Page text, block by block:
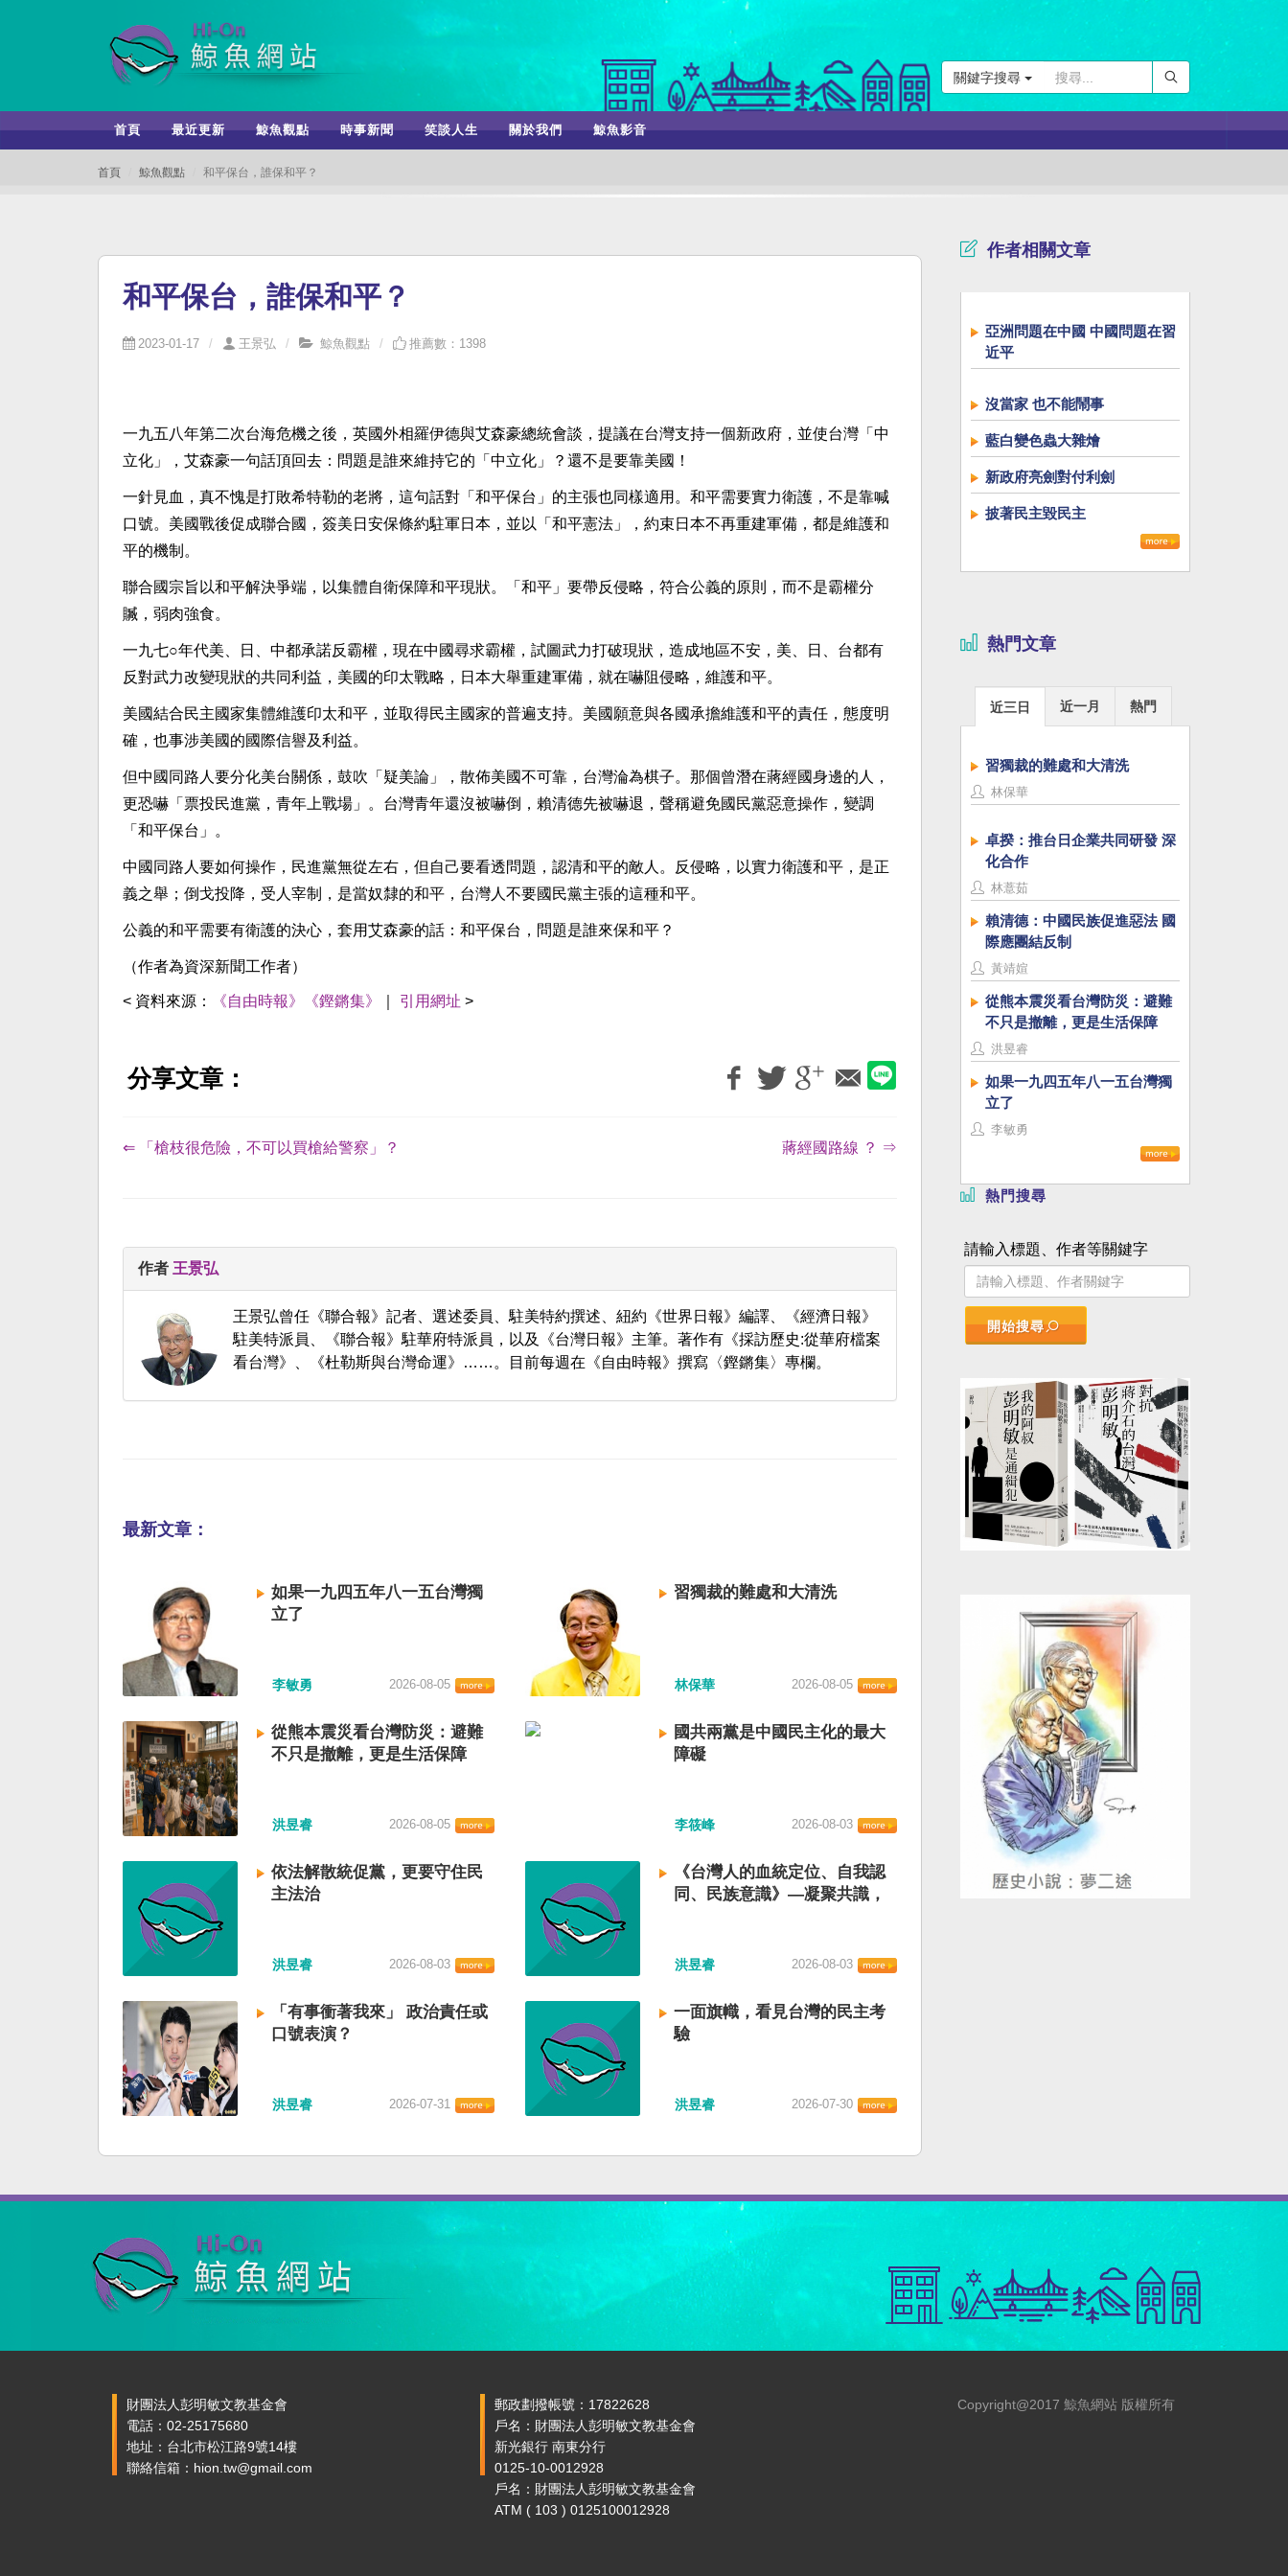
關鍵字搜尋
首頁 最近更新 鯨魚觀點 時事新聞 笑談人生 關於我們 鯨魚影音
首頁 鯨魚觀點 和平保台，誰保和平？
和平保台，誰保和平？
2023-01-17 王景弘 鯨魚觀點 推薦數：1398
一九五八年第二次台海危機之後，英國外相羅伊德與艾森豪總統會談，提議在台灣支持一個新政府，並使台灣「中
立化」，艾森豪一句話頂回去：問題是誰來維持它的「中立化」？還不是要靠美國！
一針見血，真不愧是打敗希特勒的老將，這句話對「和平保台」的主張也同樣適用。和平需要實力衛護，不是靠喊
口號。美國戰後促成聯合國，簽美日安保條約駐軍日本，並以「和平憲法」，約束日本不再重建軍備，都是維護和
平的機制。
聯合國宗旨以和平解決爭端，以集體自衛保障和平現狀。「和平」要帶反侵略，符合公義的原則，而不是霸權分
贓，弱肉強食。
一九七○年代美、日、中都承諾反霸權，現在中國尋求霸權，試圖武力打破現狀，造成地區不安，美、日、台都有
反對武力改變現狀的共同利益，美國的印太戰略，日本大舉重建軍備，就在嚇阻侵略，維護和平。
美國結合民主國家集體維護印太和平，並取得民主國家的普遍支持。美國願意與各國承擔維護和平的責任，態度明
確，也事涉美國的國際信譽及利益。
但中國同路人要分化美台關係，鼓吹「疑美論」，散佈美國不可靠，台灣淪為棋子。那個曾潛在蔣經國身邊的人，
更恐嚇「票投民進黨，青年上戰場」。台灣青年還沒被嚇倒，賴清德先被嚇退，聲稱避免國民黨惡意操作，變調
「和平保台」。
中國同路人要如何操作，民進黨無從左右，但自己要看透問題，認清和平的敵人。反侵略，以實力衛護和平，是正
義之舉；倒戈投降，受人宰制，是當奴隸的和平，台灣人不要國民黨主張的這種和平。
公義的和平需要有衛護的決心，套用艾森豪的話：和平保台，問題是誰來保和平？
（作者為資深新聞工作者）
< 資料來源： 《自由時報》《鏗鏘集》 引用網址 >
分享文章：
⇐ 「槍枝很危險，不可以買槍給警察」？ 蔣經國路線 ？ ⇒
作者 王景弘
王景弘曾任《聯合報》記者、選述委員、駐美特約撰述、紐約《世界日報》編譯、《經濟日報》
駐美特派員、《聯合報》駐華府特派員，以及《台灣日報》主筆。著作有《採訪歷史:從華府檔案
看台灣》、《杜勒斯與台灣命運》……。目前每週在《自由時報》撰寫〈鏗鏘集〉專欄。
最新文章：
如果一九四五年八一五台灣獨
立了
李敏勇 2026-08-05
習獨裁的難處和大清洗
林保華 2026-08-05
從熊本震災看台灣防災：避難
不只是撤離，更是生活保障
洪昱睿 2026-08-05
國共兩黨是中國民主化的最大
障礙
李筱峰 2026-08-03
依法解散統促黨，更要守住民
主法治
洪昱睿 2026-08-03
《台灣人的血統定位、自我認
同、民族意識》—凝聚共識，
洪昱睿 2026-08-03
「有事衝著我來」 政治責任或
口號表演？
洪昱睿 2026-07-31
一面旗幟，看見台灣的民主考
驗
洪昱睿 2026-07-30
作者相關文章
亞洲問題在中國 中國問題在習
近平
沒當家 也不能鬧事
藍白變色蟲大雜燴
新政府亮劍對付利劍
披著民主毀民主
熱門文章
近三日 近一月 熱門
習獨裁的難處和大清洗
林保華
卓揆：推台日企業共同研發 深
化合作
林薏茹
賴清德：中國民族促進惡法 國
際應團結反制
黃靖媗
從熊本震災看台灣防災：避難
不只是撤離，更是生活保障
洪昱睿
如果一九四五年八一五台灣獨
立了
李敏勇
熱門搜尋
請輸入標題、作者等關鍵字
開始搜尋
財團法人彭明敏文教基金會
電話：02-25175680
地址：台北市松江路9號14樓
聯絡信箱：hion.tw@gmail.com
郵政劃撥帳號：17822628
戶名：財團法人彭明敏文教基金會
新光銀行 南東分行
0125-10-0012928
戶名：財團法人彭明敏文教基金會
ATM ( 103 ) 0125100012928
Copyright@2017 鯨魚網站 版權所有